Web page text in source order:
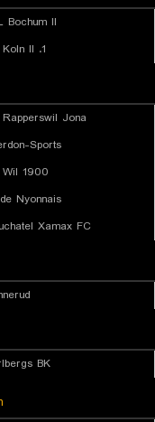
Bochum II
1. FC Koln II
Jona
Sports
Wil 1900
Nyonnais
Xamax FC
BK